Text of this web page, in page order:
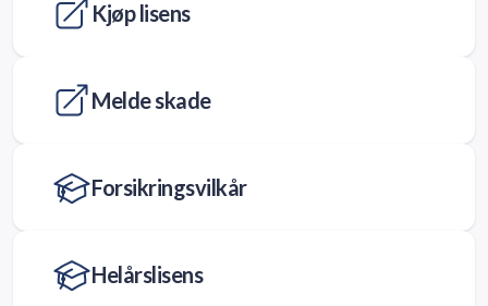
Kjøp lisens
Melde skade
Forsikringsvilkår
Helårslisens